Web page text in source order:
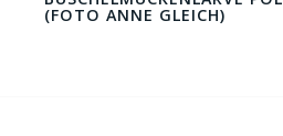
(FOTO ANNE GLEICH)